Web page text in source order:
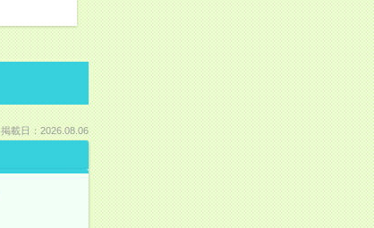
掲載日：2026.08.06